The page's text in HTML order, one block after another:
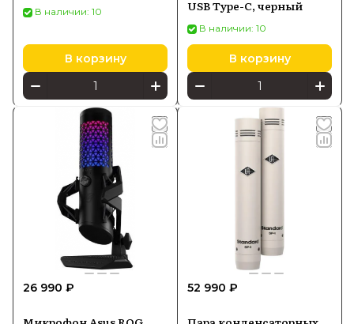
В наличии: 10
В корзину
USB Type-C, черный
В наличии: 10
В корзину
26 990 ₽ 52 990 ₽